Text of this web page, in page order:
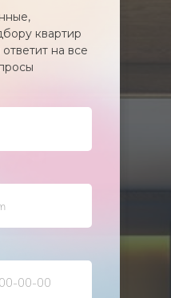
квартир
на все